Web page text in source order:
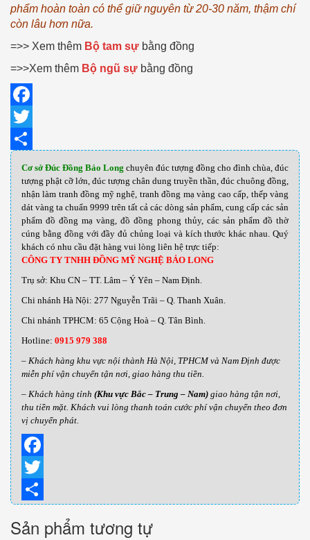
phẩm hoàn toàn có thể giữ nguyên từ 20-30 năm, thậm chí
còn lâu hơn nữa.
=>> Xem thêm Bộ tam sự bằng đồng
=>>Xem thêm Bộ ngũ sự bằng đồng
Facebook
Twitter
ShareCơ sở Đúc Đồng Bảo Long chuyên đúc tượng đồng cho đình chùa, đúc
tượng phật cỡ lớn, đúc tượng chân dung truyền thần, đúc chuông đồng,
nhận làm tranh đồng mỹ nghệ, tranh đồng mạ vàng cao cấp, thếp vàng
dát vàng ta chuẩn 9999 trên tất cả các dòng sản phẩm, cung cấp các sản
phẩm đồ đồng mạ vàng, đồ đồng phong thủy, các sản phẩm đồ thờ
cúng bằng đồng với đầy đủ chủng loại và kích thước khác nhau Quý
khách có nhu cầu đặt hàng vui lòng liên hệ trực tiếp:
CÔNG TY TNHH ĐỒNG MỸ NGHỆ BẢO LONG
Trụ sở: Khu CN – TT. Lâm – Ý Yên – Nam Định.
Chi nhánh Hà Nội: 277 Nguyễn Trãi – Q. Thanh Xuân.
Chi nhánh TPHCM: 65 Cộng Hoà – Q. Tân Bình.
Hotline: 0915 979 388
– Khách hàng khu vực nội thành Hà Nội, TPHCM và Nam Định được
miễn phí vận chuyển tận nơi, giao hàng thu tiền.
– Khách hàng tỉnh (Khu vực Bắc – Trung – Nam) giao hàng tận nơi,
thu tiền mặt. Khách vui lòng thanh toán cước phí vận chuyển theo đơn
vị chuyển phát.
Facebook
Twitter
Sản phẩm tương tự